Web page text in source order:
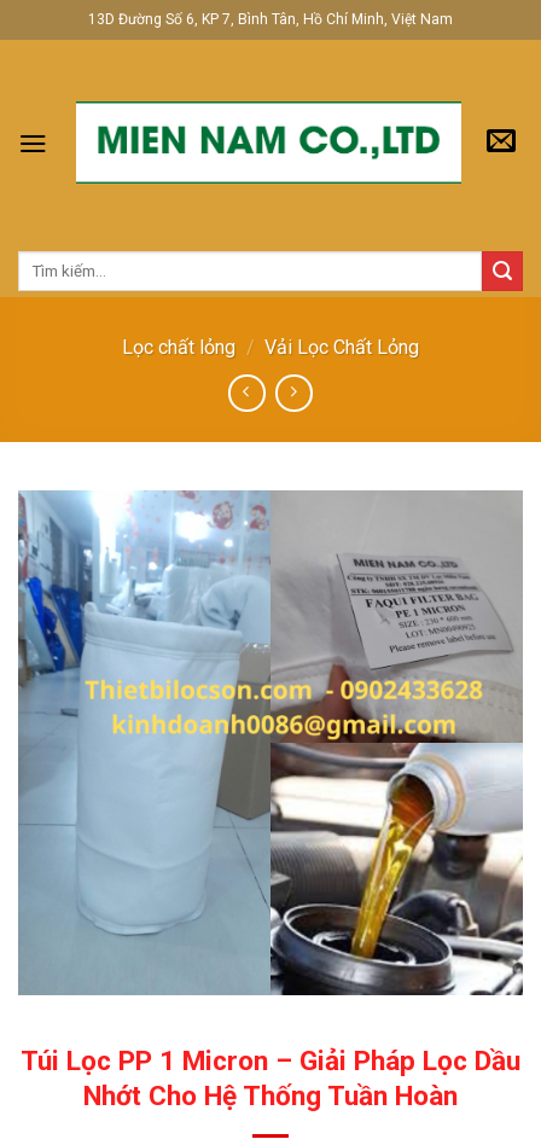
to
13D Đường Số 6, KP 7, Bình Tân, Hồ Chí Minh, Việt Nam
Tìm
Lọc chất lỏng / Vải Lọc Chất Lỏng
Túi Lọc PP 1 Micron – Giải Pháp Lọc Dầu
Nhớt Cho Hệ Thống Tuần Hoàn